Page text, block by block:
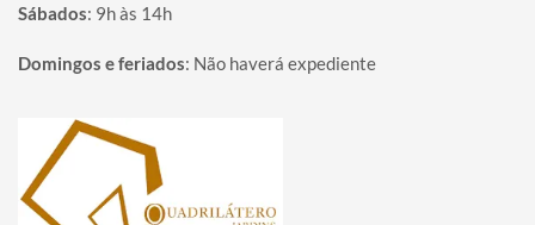
Sábados: 9h às 14h
Domingos e feriados: Não haverá expediente
Página inicial